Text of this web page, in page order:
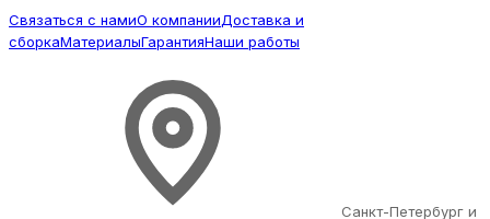
Связаться с намиО компанииДоставка и
сборкаМатериалыГарантияНаши работы
Санкт-Петербург и